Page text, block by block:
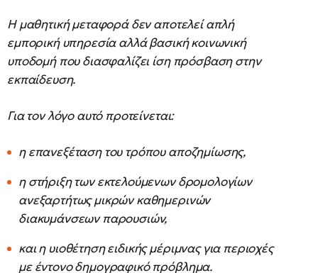
Η μαθητική μεταφορά δεν αποτελεί απλή
εμπορική υπηρεσία αλλά βασική κοινωνική
υποδομή που διασφαλίζει ίση πρόσβαση στην
εκπαίδευση.
Για τον λόγο αυτό προτείνεται:
η επανεξέταση του τρόπου αποζημίωσης,
η στήριξη των εκτελούμενων δρομολογίων
ανεξαρτήτως μικρών καθημερινών
διακυμάνσεων παρουσιών,
και η υιοθέτηση ειδικής μέριμνας για περιοχές
με έντονο δημογραφικό πρόβλημα.